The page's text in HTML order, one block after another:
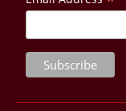
11/04/26 LIBYE -
nouvelles
milliards de pieds